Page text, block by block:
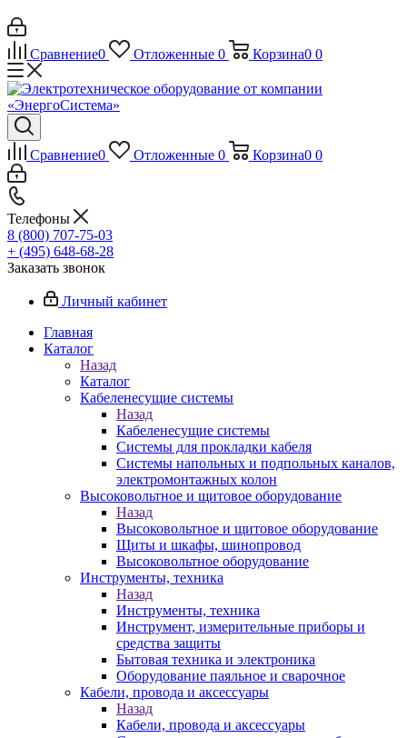
Сравнение0 Отложенные 0 Корзина0 0
Сравнение0 Отложенные 0 Корзина0 0
Телефоны
8 (800) 707-75-03
+ (495) 648-68-28
Заказать звонок
Личный кабинет
Главная
Каталог
Назад
Каталог
Кабеленесущие системы
Назад
Кабеленесущие системы
Системы для прокладки кабеля
Системы напольных и подпольных каналов,
электромонтажных колон
Высоковольтное и щитовое оборудование
Назад
Высоковольтное и щитовое оборудование
Щиты и шкафы, шинопровод
Высоковольтное оборудование
Инструменты, техника
Назад
Инструменты, техника
Инструмент, измерительные приборы и
средства защиты
Бытовая техника и электроника
Оборудование паяльное и сварочное
Кабели, провода и аксессуары
Назад
Кабели, провода и аксессуары